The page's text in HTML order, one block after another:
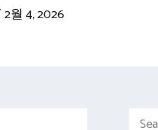
2월 4, 2026